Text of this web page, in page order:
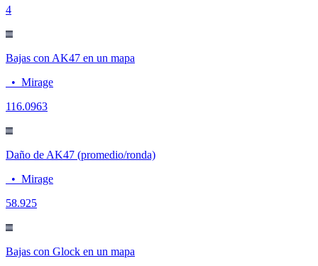
4
Bajas con AK47 en un mapa
• Mirage
116.0963
Daño de AK47 (promedio/ronda)
• Mirage
58.925
Bajas con Glock en un mapa